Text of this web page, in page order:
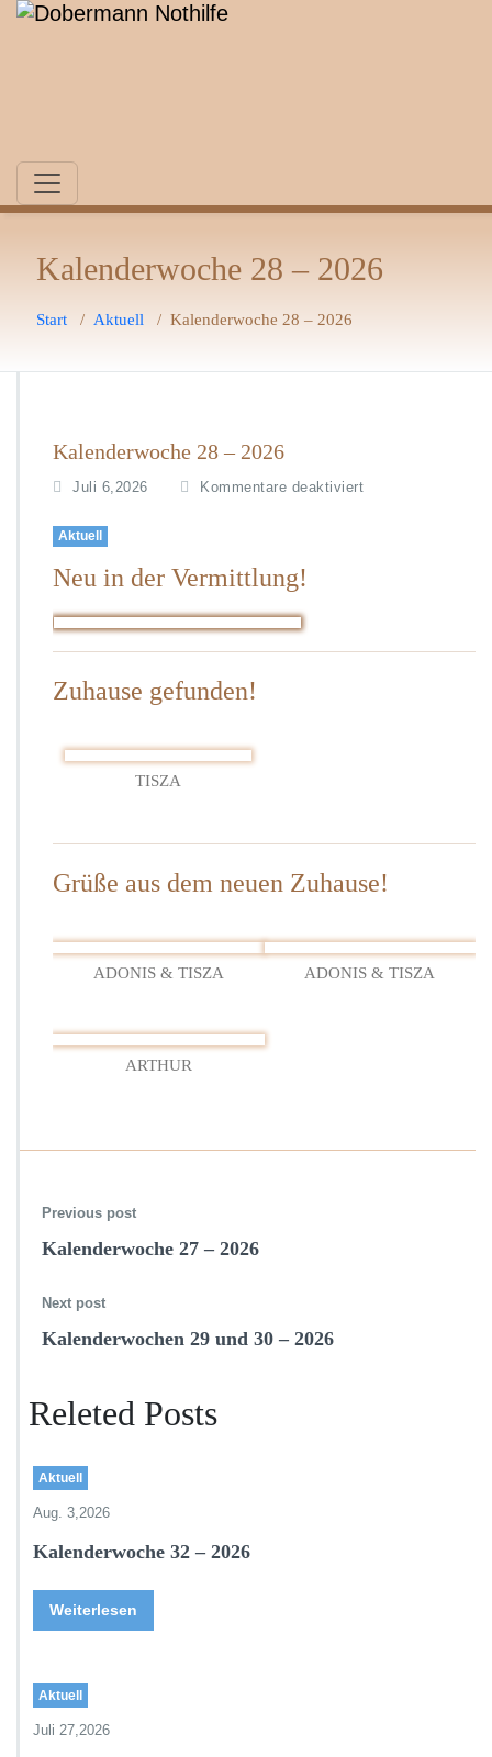
Zum
Kalenderwoche 28 – 2026
Start / Aktuell / Kalenderwoche 28 – 2026
Kalenderwoche 28 – 2026
Juli 6,2026 Kommentare deaktiviert
Aktuell
Neu in der Vermittlung!
Zuhause gefunden!
TISZA
Grüße aus dem neuen Zuhause!
ADONIS & TISZA ADONIS & TISZA
ARTHUR
Previous post
Kalenderwoche 27 – 2026
Next post
Kalenderwochen 29 und 30 – 2026
Releted Posts
Aktuell
Aug. 3,2026
Kalenderwoche 32 – 2026
Weiterlesen
Aktuell
Juli 27,2026